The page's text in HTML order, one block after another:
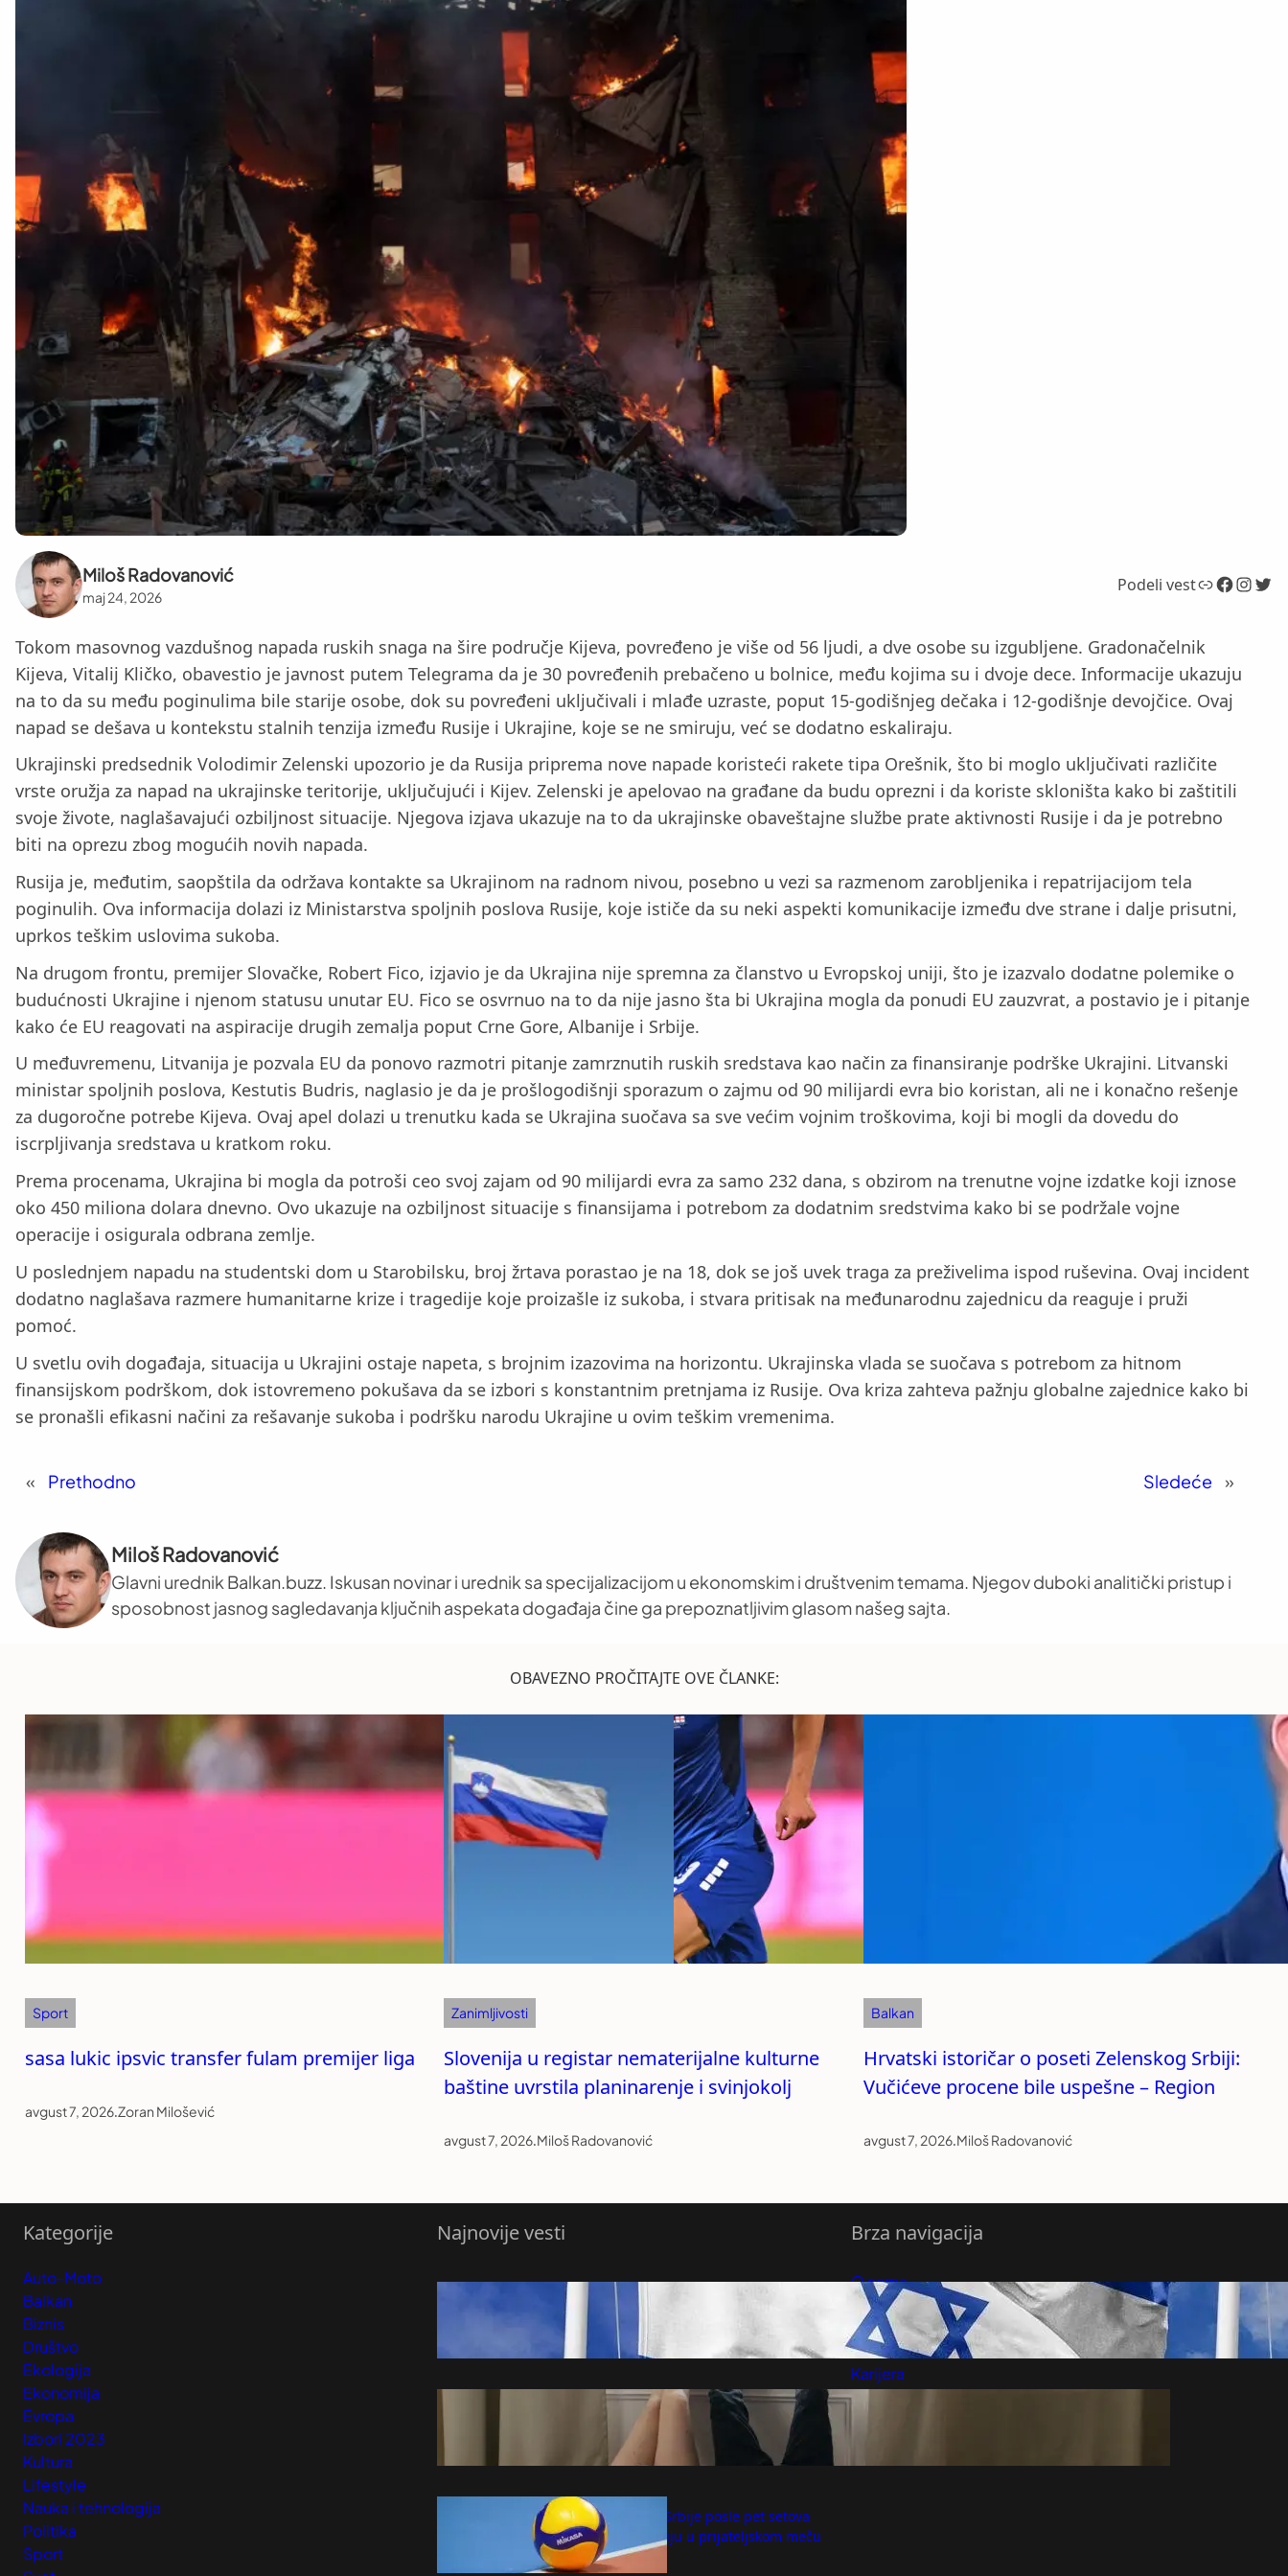
Miloš Radovanović
maj 24, 2026
Podeli vestLink Facebook InstagramTwitter
Tokom masovnog vazdušnog napada ruskih snaga na šire područje Kijeva, povređeno je više od 56 ljudi, a dve osobe su izgubljene. Gradonačelnik
Kijeva, Vitalij Kličko, obavestio je javnost putem Telegrama da je 30 povređenih prebačeno u bolnice, među kojima su i dvoje dece. Informacije ukazuju
na to da su među poginulima bile starije osobe, dok su povređeni uključivali i mlađe uzraste, poput 15-godišnjeg dečaka i 12-godišnje devojčice. Ovaj
napad se dešava u kontekstu stalnih tenzija između Rusije i Ukrajine, koje se ne smiruju, već se dodatno eskaliraju.
Ukrajinski predsednik Volodimir Zelenski upozorio je da Rusija priprema nove napade koristeći rakete tipa Orešnik, što bi moglo uključivati različite
vrste oružja za napad na ukrajinske teritorije, uključujući i Kijev. Zelenski je apelovao na građane da budu oprezni i da koriste skloništa kako bi zaštitili
svoje živote, naglašavajući ozbiljnost situacije. Njegova izjava ukazuje na to da ukrajinske obaveštajne službe prate aktivnosti Rusije i da je potrebno
biti na oprezu zbog mogućih novih napada.
Rusija je, međutim, saopštila da održava kontakte sa Ukrajinom na radnom nivou, posebno u vezi sa razmenom zarobljenika i repatrijacijom tela
poginulih. Ova informacija dolazi iz Ministarstva spoljnih poslova Rusije, koje ističe da su neki aspekti komunikacije između dve strane i dalje prisutni,
uprkos teškim uslovima sukoba.
Na drugom frontu, premijer Slovačke, Robert Fico, izjavio je da Ukrajina nije spremna za članstvo u Evropskoj uniji, što je izazvalo dodatne polemike o
budućnosti Ukrajine i njenom statusu unutar EU. Fico se osvrnuo na to da nije jasno šta bi Ukrajina mogla da ponudi EU zauzvrat, a postavio je i pitanje
kako će EU reagovati na aspiracije drugih zemalja poput Crne Gore, Albanije i Srbije.
U međuvremenu, Litvanija je pozvala EU da ponovo razmotri pitanje zamrznutih ruskih sredstava kao način za finansiranje podrške Ukrajini. Litvanski
ministar spoljnih poslova, Kestutis Budris, naglasio je da je prošlogodišnji sporazum o zajmu od 90 milijardi evra bio koristan, ali ne i konačno rešenje
za dugoročne potrebe Kijeva. Ovaj apel dolazi u trenutku kada se Ukrajina suočava sa sve većim vojnim troškovima, koji bi mogli da dovedu do
iscrpljivanja sredstava u kratkom roku.
Prema procenama, Ukrajina bi mogla da potroši ceo svoj zajam od 90 milijardi evra za samo 232 dana, s obzirom na trenutne vojne izdatke koji iznose
oko 450 miliona dolara dnevno. Ovo ukazuje na ozbiljnost situacije s finansijama i potrebom za dodatnim sredstvima kako bi se podržale vojne
operacije i osigurala odbrana zemlje.
U poslednjem napadu na studentski dom u Starobilsku, broj žrtava porastao je na 18, dok se još uvek traga za preživelima ispod ruševina. Ovaj incident
dodatno naglašava razmere humanitarne krize i tragedije koje proizašle iz sukoba, i stvara pritisak na međunarodnu zajednicu da reaguje i pruži
pomoć.
U svetlu ovih događaja, situacija u Ukrajini ostaje napeta, s brojnim izazovima na horizontu. Ukrajinska vlada se suočava s potrebom za hitnom
finansijskom podrškom, dok istovremeno pokušava da se izbori s konstantnim pretnjama iz Rusije. Ova kriza zahteva pažnju globalne zajednice kako bi
se pronašli efikasni načini za rešavanje sukoba i podršku narodu Ukrajine u ovim teškim vremenima.
« Prethodno Sledeće »
Miloš Radovanović
Glavni urednik Balkan.buzz. Iskusan novinar i urednik sa specijalizacijom u ekonomskim i društvenim temama. Njegov duboki analitički pristup i
sposobnost jasnog sagledavanja ključnih aspekata događaja čine ga prepoznatljivim glasom našeg sajta.
OBAVEZNO PROČITAJTE OVE ČLANKE:
Sport
sasa lukic ipsvic transfer fulam premijer liga
avgust 7, 2026.Zoran Milošević
Zanimljivosti
Slovenija u registar nematerijalne kulturne
baštine uvrstila planinarenje i svinjokolj
avgust 7, 2026.Miloš Radovanović
Balkan
Hrvatski istoričar o poseti Zelenskog Srbiji:
Vučićeve procene bile uspešne – Region
avgust 7, 2026.Miloš Radovanović
Kategorije
Auto-Moto
Balkan
Biznis
Društvo
Ekologija
Ekonomija
Evropa
Izbori 2023
Kultura
Lifestyle
Nauka i tehnologija
Politika
Sport
Najnovije vesti
Postignut dogovor Libana i Izraela o
mogućim trupama za nadzor
razoružavanja Hezbolaha – Svet
avgust 8, 2026
O ovoj temi mnogi parovi ne govore:
Iskren razgovor o intimnom životu jača
vezu i donosi veću bliskost
avgust 7, 2026
Odbojkašice Srbije posle pet setova
pobedile Rusiju u prijateljskom meču
avgust 7, 2026
Brza navigacija
O nama
Predloži Vest
Pretplatite se na vesti
Karijera
Marketing